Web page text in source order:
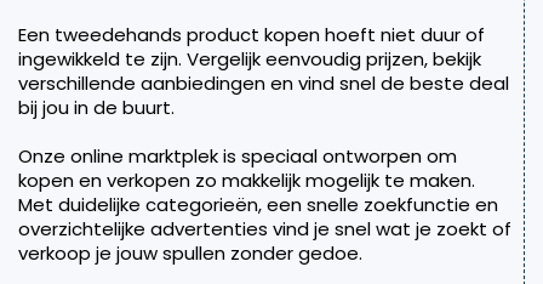
Een tweedehands product kopen hoeft niet duur of
ingewikkeld te zijn. Vergelijk eenvoudig prijzen, bekijk
verschillende aanbiedingen en vind snel de beste deal
bij jou in de buurt.
Onze online marktplek is speciaal ontworpen om
kopen en verkopen zo makkelijk mogelijk te maken.
Met duidelijke categorieën, een snelle zoekfunctie en
overzichtelijke advertenties vind je snel wat je zoekt of
verkoop je jouw spullen zonder gedoe.